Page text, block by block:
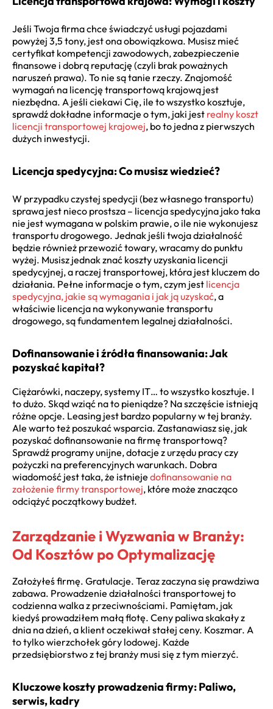
Jeśli Twoja firma chce świadczyć usługi pojazdami
powyżej 3,5 tony, jest ona obowiązkowa. Musisz mieć
certyfikat kompetencji zawodowych, zabezpieczenie
finansowe i dobrą reputację (czyli brak poważnych
naruszeń prawa). To nie są tanie rzeczy. Znajomość
wymagań na licencję transportową krajową jest
niezbędna. A jeśli ciekawi Cię, ile to wszystko kosztuje,
sprawdź dokładne informacje o tym, jaki jest realny koszt
licencji transportowej krajowej, bo to jedna z pierwszych
dużych inwestycji.
Licencja spedycyjna: Co musisz wiedzieć?
W przypadku czystej spedycji (bez własnego transportu)
sprawa jest nieco prostsza – licencja spedycyjna jako taka
nie jest wymagana w polskim prawie, o ile nie wykonujesz
transportu drogowego. Jednak jeśli twoja działalność
będzie również przewozić towary, wracamy do punktu
wyżej. Musisz jednak znać koszty uzyskania licencji
spedycyjnej, a raczej transportowej, która jest kluczem do
działania. Pełne informacje o tym, czym jest licencja
spedycyjna, jakie są wymagania i jak ją uzyskać, a
właściwie licencja na wykonywanie transportu
drogowego, są fundamentem legalnej działalności.
Dofinansowanie i źródła finansowania: Jak
pozyskać kapitał?
Ciężarówki, naczepy, systemy IT… to wszystko kosztuje. I
to dużo. Skąd wziąć na to pieniądze? Na szczęście istnieją
różne opcje. Leasing jest bardzo popularny w tej branży.
Ale warto też poszukać wsparcia. Zastanawiasz się, jak
pozyskać dofinansowanie na firmę transportową?
Sprawdź programy unijne, dotacje z urzędu pracy czy
pożyczki na preferencyjnych warunkach. Dobra
wiadomość jest taka, że istnieje dofinansowanie na
założenie firmy transportowej, które może znacząco
odciążyć początkowy budżet.
Zarządzanie i Wyzwania w Branży:
Od Kosztów po Optymalizację
Założyłeś firmę. Gratulacje. Teraz zaczyna się prawdziwa
zabawa. Prowadzenie działalności transportowej to
codzienna walka z przeciwnościami. Pamiętam, jak
kiedyś prowadziłem małą flotę. Ceny paliwa skakały z
dnia na dzień, a klient oczekiwał stałej ceny. Koszmar. A
to tylko wierzchołek góry lodowej. Każde
przedsiębiorstwo z tej branży musi się z tym mierzyć.
Kluczowe koszty prowadzenia firmy: Paliwo,
serwis, kadry